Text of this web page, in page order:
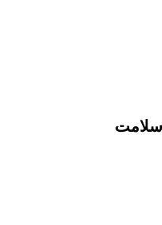
سلامت